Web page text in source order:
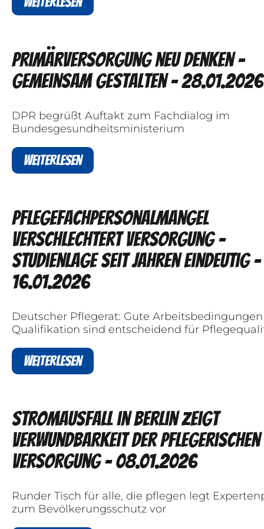
Primärversorgung neu denken –
gemeinsam gestalten - 28.01.2026
DPR begrüßt Auftakt zum Fachdialog im
Bundesgesundheitsministerium
Weiterlesen
Pflegefachpersonalmangel
verschlechtert Versorgung –
Studienlage seit Jahren eindeutig -
16.01.2026
Deutscher Pflegerat: Gute
Qualifikation sind entscheidend für
Weiterlesen
Stromausfall in Berlin zeigt
Verwundbarkeit der pflegerischen
Versorgung - 08.01.2026
Runder Tisch für alle, die pflegen legt
zum Bevölkerungsschutz vor